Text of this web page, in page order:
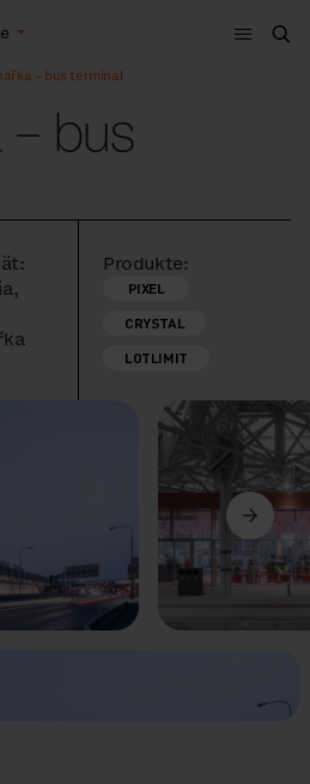
Menu
– bus terminal
bus
Produkte:
PIXEL
CRYSTAL
LOTLIMIT
Weiter